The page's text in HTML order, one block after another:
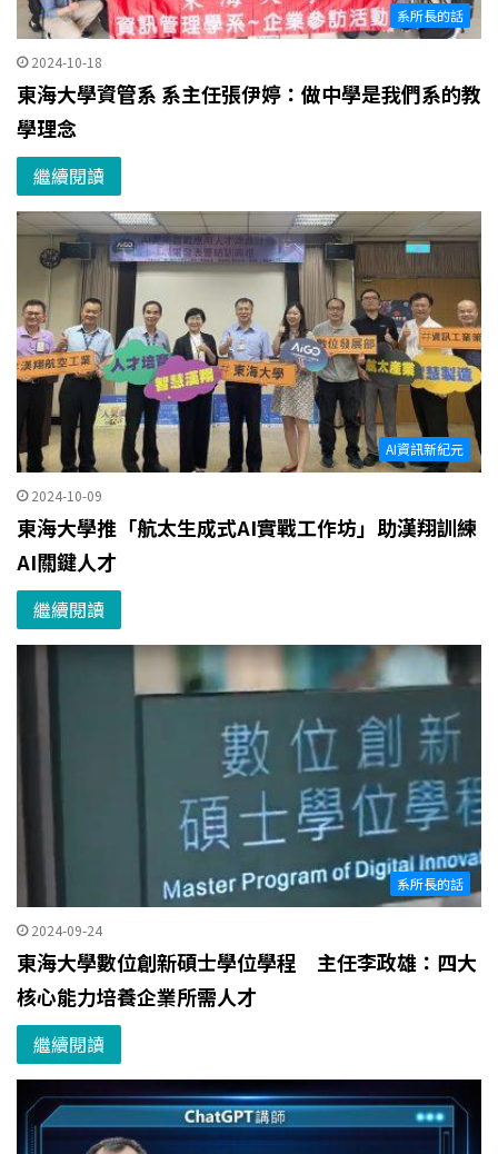
系所長的話
2024-10-18
東海大學資管系 系主任張伊婷：做中學是我們系的教
學理念
繼續閱讀
AI資訊新紀元
2024-10-09
東海大學推「航太生成式AI實戰工作坊」助漢翔訓練
AI關鍵人才
繼續閱讀
系所長的話
2024-09-24
東海大學數位創新碩士學位學程 主任李政雄：四大
核心能力培養企業所需人才
繼續閱讀